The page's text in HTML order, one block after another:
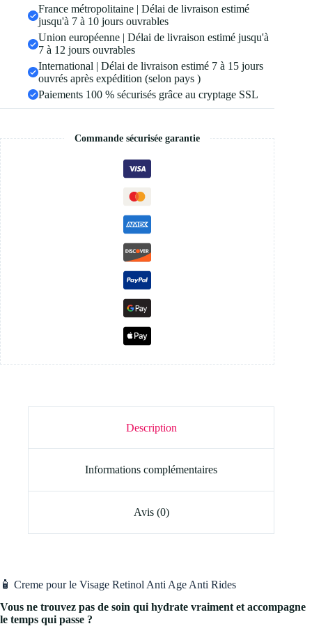
France métropolitaine | Délai de livraison estimé
jusqu'à 7 à 10 jours ouvrables
Union européenne | Délai de livraison estimé jusqu'à
7 à 12 jours ouvrables
International | Délai de livraison estimé 7 à 15 jours
ouvrés après expédition (selon pays )
Paiements 100 % sécurisés grâce au cryptage SSL
Commande sécurisée garantie
Description
Informations complémentaires
Avis (0)
🧴 Creme pour le Visage Retinol Anti Age Anti Rides
Vous ne trouvez pas de soin qui hydrate vraiment et accompagne
le temps qui passe ?